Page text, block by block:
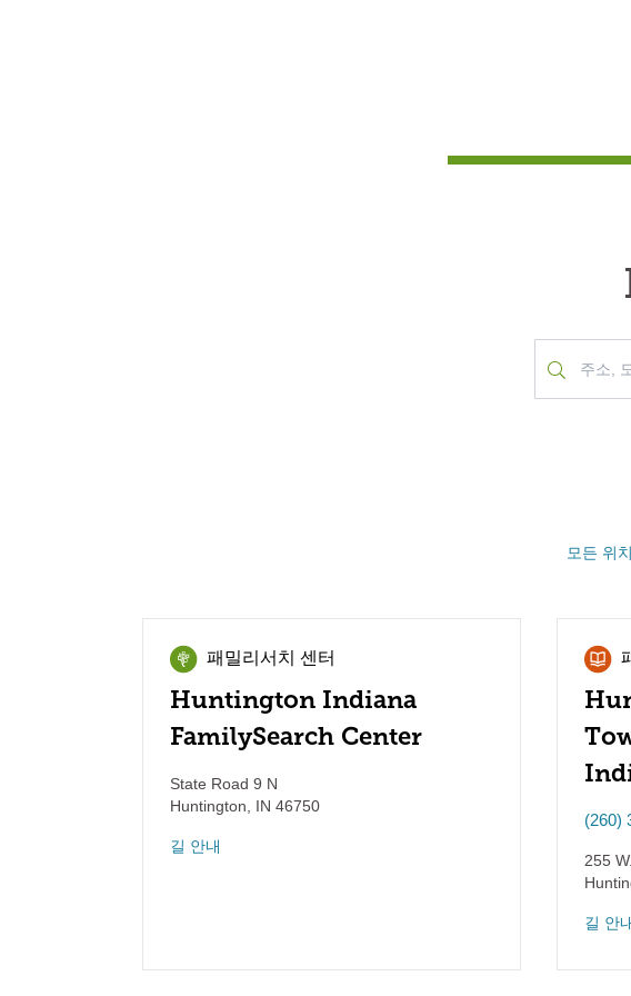
모든 위치
패밀리서치 센터
Huntington Indiana
FamilySearch Center
State Road 9 N
Huntington
IN 46750
길 안내
(260)
255
길 안